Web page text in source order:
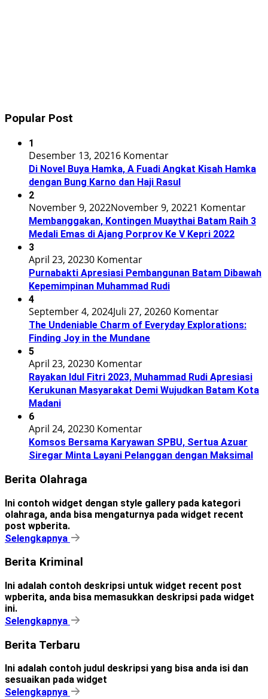
Popular Post
1
Desember 13, 20216 Komentar
Di Novel Buya Hamka, A Fuadi Angkat Kisah Hamka
dengan Bung Karno dan Haji Rasul
2
November 9, 2022November 9, 20221 Komentar
Membanggakan, Kontingen Muaythai Batam Raih 3
Medali Emas di Ajang Porprov Ke V Kepri 2022
3
April 23, 20230 Komentar
Purnabakti Apresiasi Pembangunan Batam Dibawah
Kepemimpinan Muhammad Rudi
4
September 4, 2024Juli 27, 20260 Komentar
The Undeniable Charm of Everyday Explorations:
Finding Joy in the Mundane
5
April 23, 20230 Komentar
Rayakan Idul Fitri 2023, Muhammad Rudi Apresiasi
Kerukunan Masyarakat Demi Wujudkan Batam Kota
Madani
6
April 24, 20230 Komentar
Komsos Bersama Karyawan SPBU, Sertua Azuar
Siregar Minta Layani Pelanggan dengan Maksimal
Berita Olahraga
Ini contoh widget dengan style gallery pada kategori
olahraga, anda bisa mengaturnya pada widget recent
post wpberita.
Selengkapnya
Berita Kriminal
Ini adalah contoh deskripsi untuk widget recent post
wpberita, anda bisa memasukkan deskripsi pada widget
ini.
Selengkapnya
Berita Terbaru
Ini adalah contoh judul deskripsi yang bisa anda isi dan
sesuaikan pada widget
Selengkapnya